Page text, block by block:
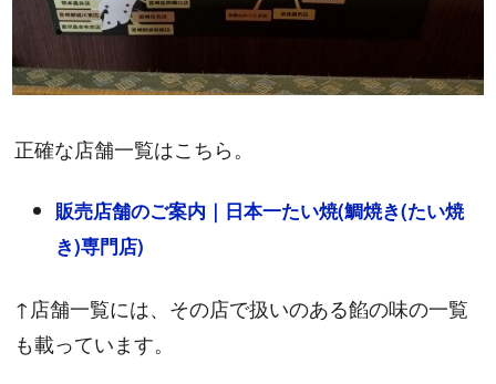
正確な店舗一覧はこちら。
販売店舗のご案内｜日本一たい焼(鯛焼き(たい焼
き)専門店)
↑店舗一覧には、その店で扱いのある餡の味の一覧
も載っています。